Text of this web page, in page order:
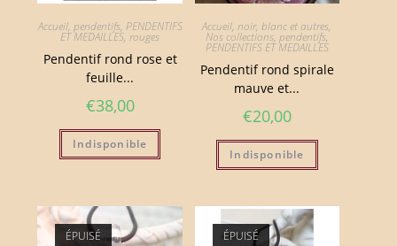
Accueil, pendentifs, PENDENTIFS
ET MEDAILLES,rouges
Pendentif rond rose et
feuille...
€38,00
Indisponible
Accueil,noir, blanc et autres,
Nos collections, pendentifs,
PENDENTIFS ET MEDAILLES
Pendentif rond spirale
mauve et...
€20,00
Indisponible
ÉPUISÉ ÉPUISÉ